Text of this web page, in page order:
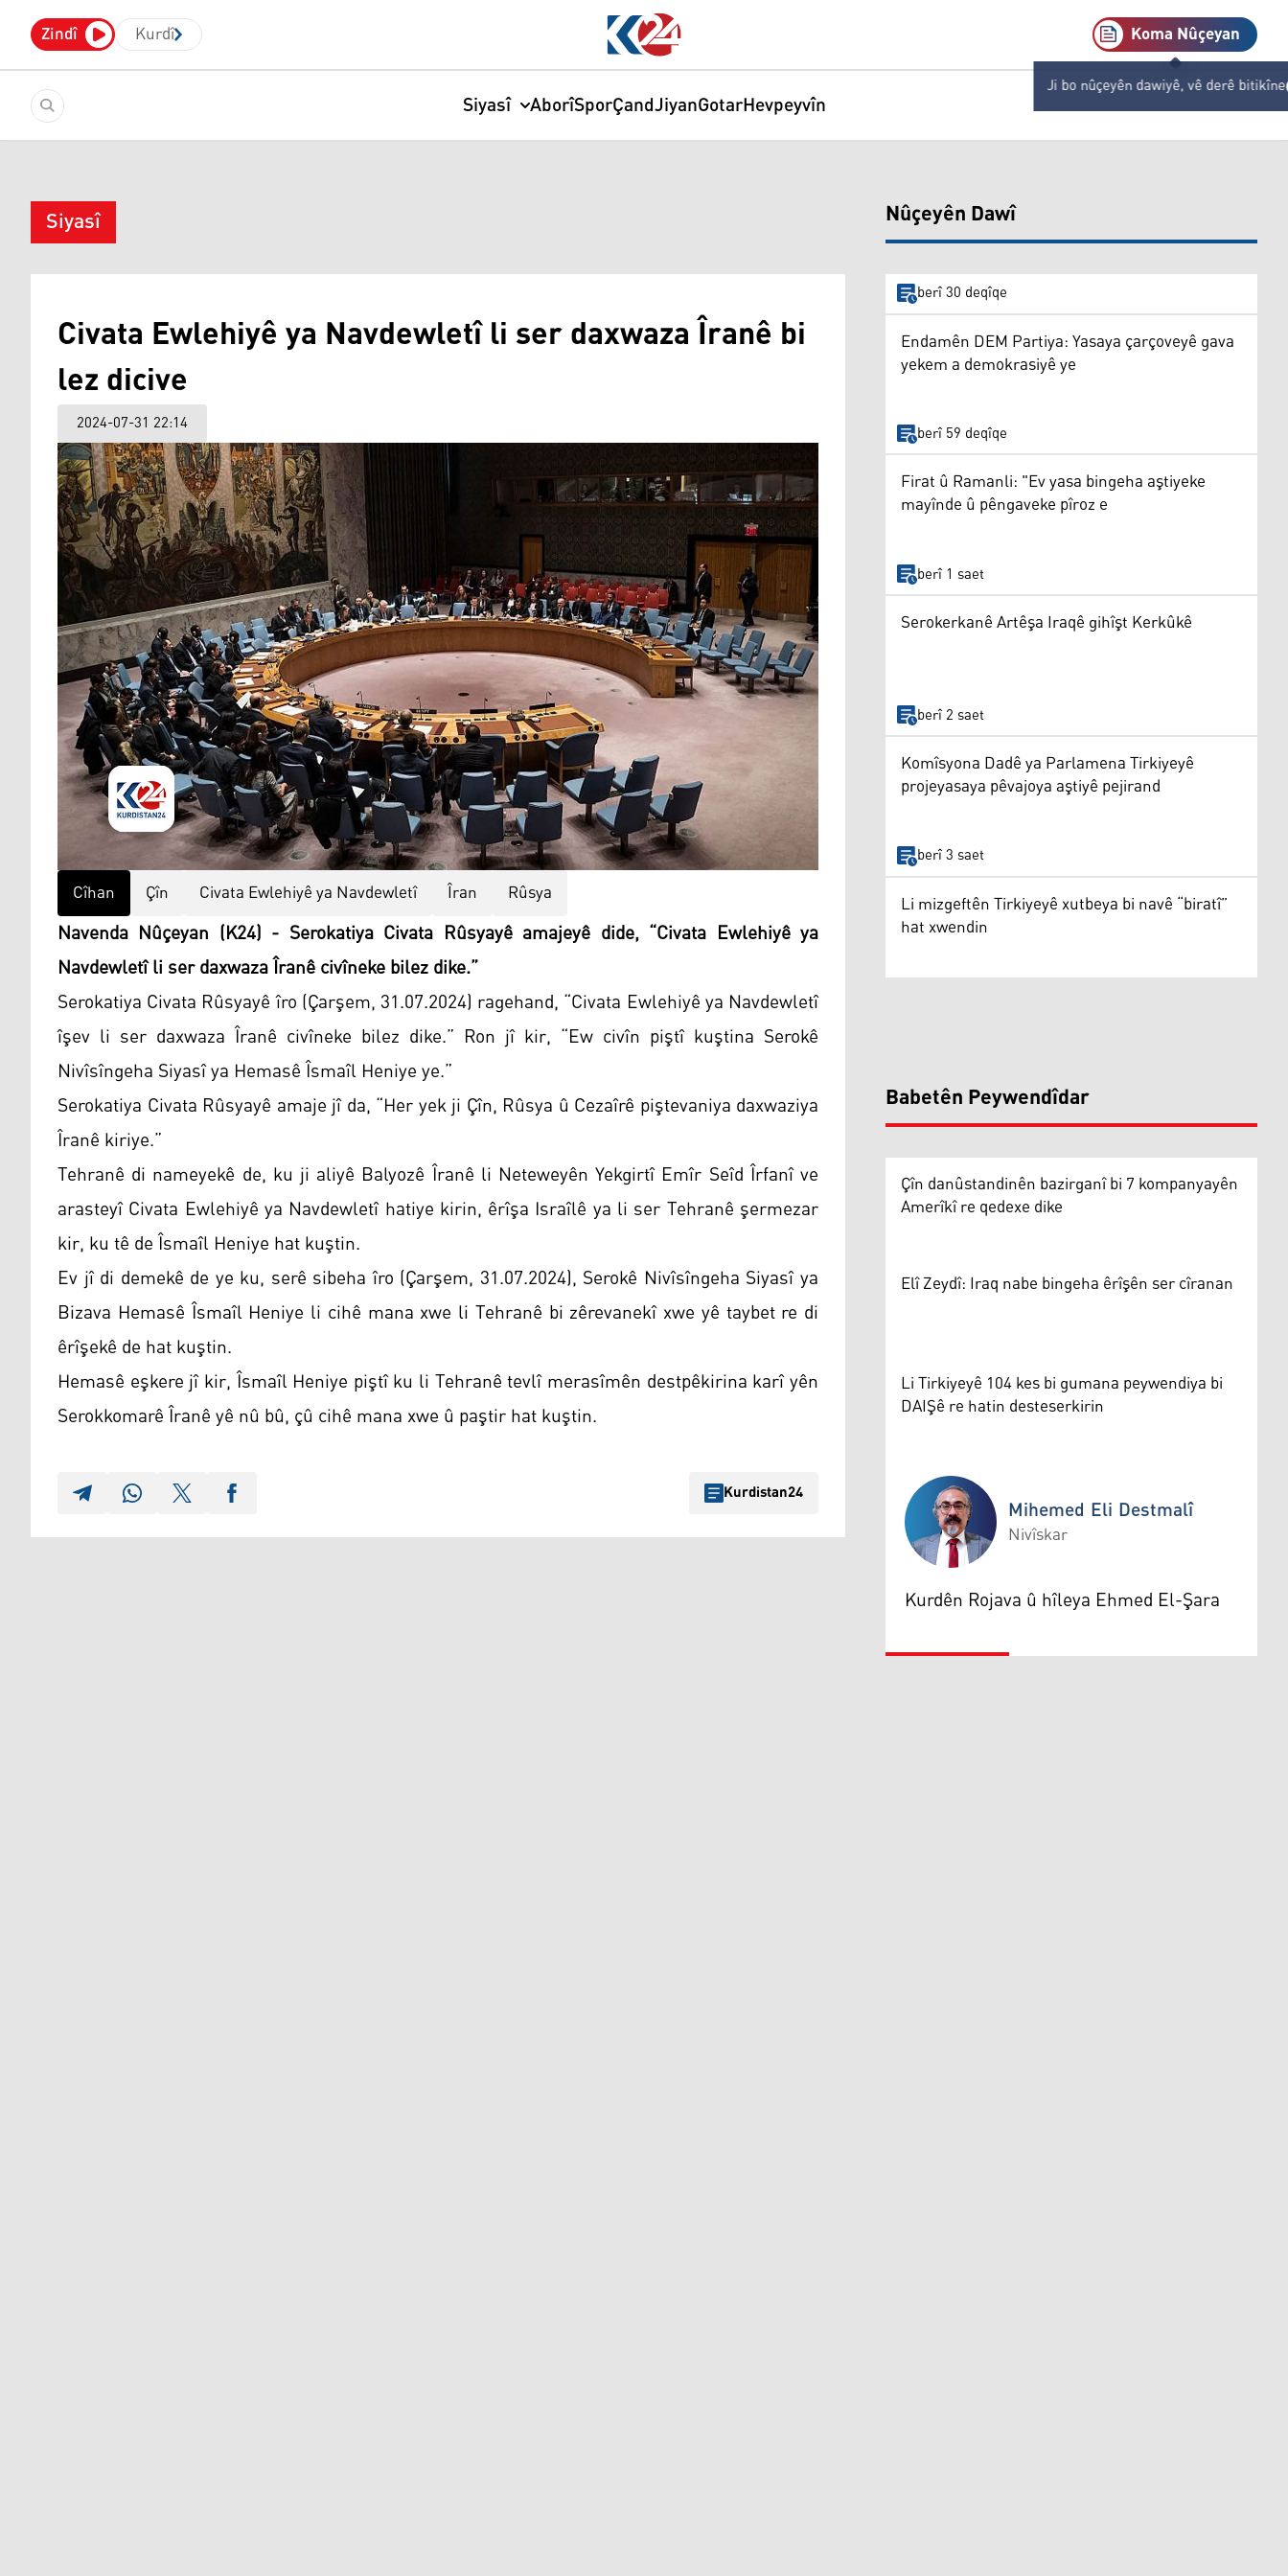
Zindî Kurdî Koma Nûçeyan
Ji bo nûçeyên dawiyê, vê derê bitikîne
Siyasî AborîSporÇandJiyanGotarHevpeyvîn
Siyasî
Civata Ewlehiyê ya Navdewletî li ser daxwaza Îranê bi
lez dicive
2024-07-31 22:14
Cîhan Çîn Civata Ewlehiyê ya Navdewletî Îran Rûsya
Navenda Nûçeyan (K24) - Serokatiya Civata Rûsyayê amajeyê dide, “Civata Ewlehiyê ya
Navdewletî li ser daxwaza Îranê civîneke bilez dike.”
Serokatiya Civata Rûsyayê îro (Çarşem, 31.07.2024) ragehand, “Civata Ewlehiyê ya Navdewletî
îşev li ser daxwaza Îranê civîneke bilez dike.” Ron jî kir, “Ew civîn piştî kuştina Serokê
Nivîsîngeha Siyasî ya Hemasê Îsmaîl Heniye ye.”
Serokatiya Civata Rûsyayê amaje jî da, “Her yek ji Çîn, Rûsya û Cezaîrê piştevaniya daxwaziya
Îranê kiriye.”
Tehranê di nameyekê de, ku ji aliyê Balyozê Îranê li Neteweyên Yekgirtî Emîr Seîd Îrfanî ve
arasteyî Civata Ewlehiyê ya Navdewletî hatiye kirin, êrîşa Israîlê ya li ser Tehranê şermezar
kir, ku tê de Îsmaîl Heniye hat kuştin.
Ev jî di demekê de ye ku, serê sibeha îro (Çarşem, 31.07.2024), Serokê Nivîsîngeha Siyasî ya
Bizava Hemasê Îsmaîl Heniye li cihê mana xwe li Tehranê bi zêrevanekî xwe yê taybet re di
êrîşekê de hat kuştin.
Hemasê eşkere jî kir, Îsmaîl Heniye piştî ku li Tehranê tevlî merasîmên destpêkirina karî yên
Serokkomarê Îranê yê nû bû, çû cihê mana xwe û paştir hat kuştin.
Kurdistan24
Nûçeyên Dawî
berî 30 deqîqe
Endamên DEM Partiya: Yasaya çarçoveyê gava
yekem a demokrasiyê ye
berî 59 deqîqe
Firat û Ramanli: "Ev yasa bingeha aştiyeke
mayînde û pêngaveke pîroz e
berî 1 saet
Serokerkanê Artêşa Iraqê gihîşt Kerkûkê
berî 2 saet
Komîsyona Dadê ya Parlamena Tirkiyeyê
projeyasaya pêvajoya aştiyê pejirand
berî 3 saet
Li mizgeftên Tirkiyeyê xutbeya bi navê “biratî”
hat xwendin
Babetên Peywendîdar
Çîn danûstandinên bazirganî bi 7 kompanyayên
Amerîkî re qedexe dike
Elî Zeydî: Iraq nabe bingeha êrîşên ser cîranan
Li Tirkiyeyê 104 kes bi gumana peywendiya bi
DAIŞê re hatin desteserkirin
Mihemed Eli Destmalî
Mihemed Eli Destmalî
Nivîskar
Kurdên Rojava û hîleya Ehmed El-Şara